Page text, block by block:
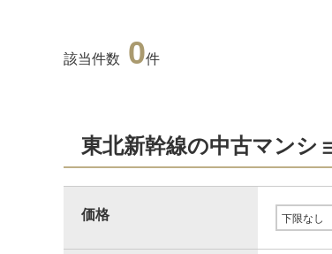
該当件数 0件
東北新幹線の中古マンシ
価格